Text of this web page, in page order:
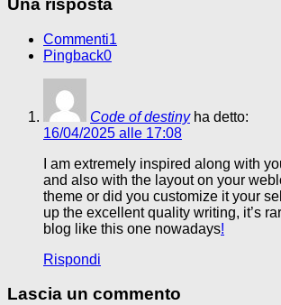
Una risposta
Commenti1
Pingback0
Code of destiny ha detto:
16/04/2025 alle 17:08
I am extremely inspired along with
and also with the layout on your
theme or did you customize it your
up the excellent quality writing, it’s
blog like this one nowadays!
Rispondi
Lascia un commento